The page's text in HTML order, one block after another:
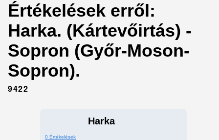
Értékelések erről:
Harka. (Kártevőirtás) -
Sopron (Győr-Moson-
Sopron).
9422
Harka
0 Értékelések